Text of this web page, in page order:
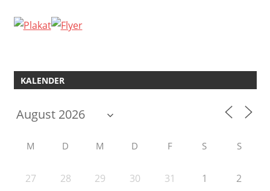
KALENDER
M D M D F S S
27 28 29 30 31 1 2